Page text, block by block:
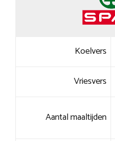
Koelvers
Vriesvers
Aantal maaltijden